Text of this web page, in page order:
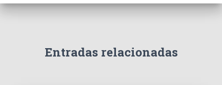
e
Entradas relacionadas